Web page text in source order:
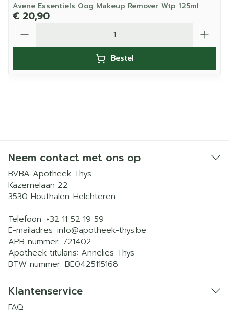
Avene Essentiels Oog Makeup Remover Wtp 125ml
€ 20,90
Bestel
Neem contact met ons op
BVBA Apotheek Thys
Kazernelaan 22
3530 Houthalen-Helchteren
Telefoon: +32 11 52 19 59
E-mailadres: info@apotheek-thys.be
APB nummer: 721402
Apotheek titularis: Annelies Thys
BTW nummer: BE0425115168
Klantenservice
FAQ